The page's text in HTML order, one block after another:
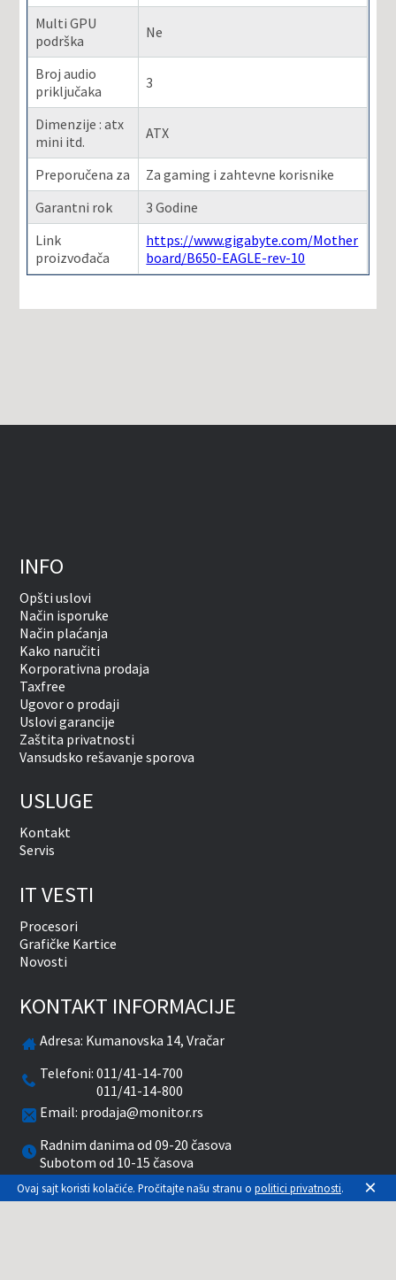
Multi GPU
podrška
Ne
Broj audio
priključaka
3
Dimenzije : atx
mini itd.
ATX
Preporučena za
Za gaming i zahtevne korisnike
Garantni rok
3 Godine
Link
proizvođača
https://www.gigabyte.com/Mother
board/B650-EAGLE-rev-10
INFO
Opšti uslovi
Način isporuke
Način plaćanja
Kako naručiti
Korporativna prodaja
Taxfree
Ugovor o prodaji
Uslovi garancije
Zaštita privatnosti
Vansudsko rešavanje sporova
USLUGE
Kontakt
Servis
IT VESTI
Procesori
Grafičke Kartice
Novosti
KONTAKT INFORMACIJE
Adresa: Kumanovska 14, Vračar
Telefoni:011/41-14-700
011/41-14-800
Email: prodaja@monitor.rs
Radnim danima od 09-20 časova
Subotom od 10-15 časova
Ovaj sajt koristi kolačiće. Pročitajte našu stranu o politici privatnosti. ×